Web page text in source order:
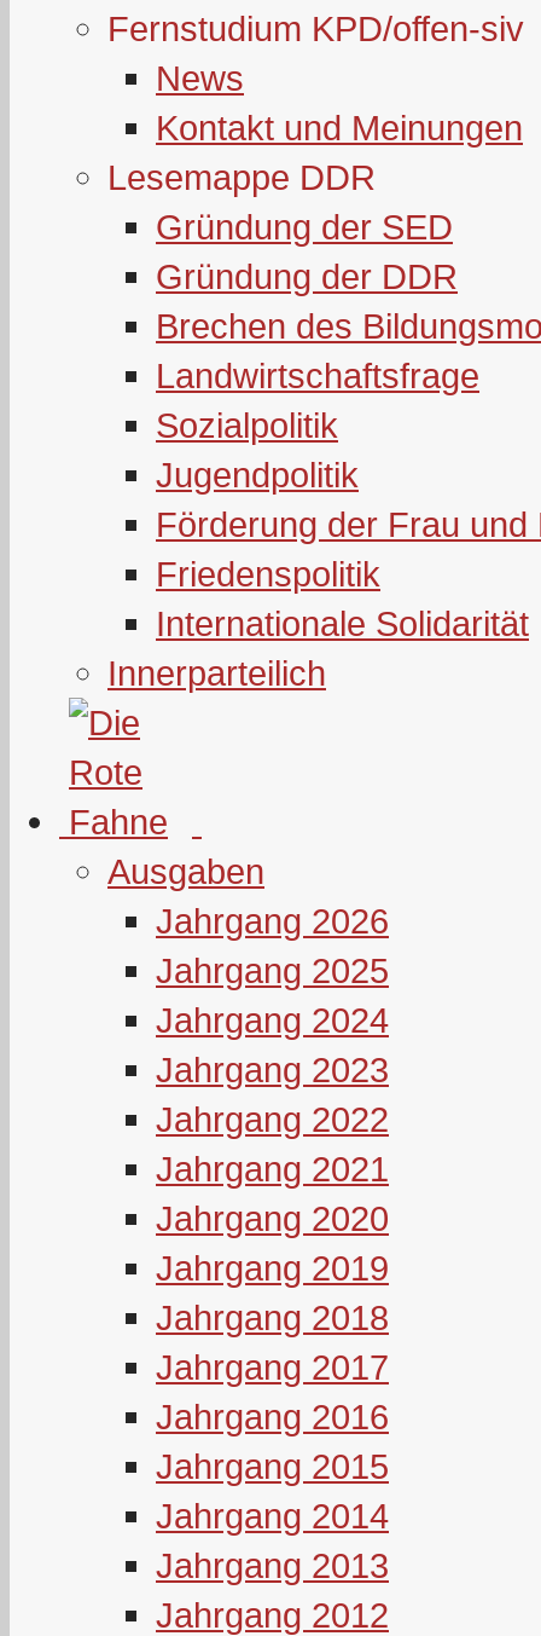
Fernstudium KPD/offen-siv
News
Kontakt und Meinungen
Lesemappe DDR
Gründung der SED
Gründung der DDR
Brechen des
Landwirtschaftsfrage
Sozialpolitik
Jugendpolitik
Förderung der Frau und
Friedenspolitik
Internationale Solidarität
Innerparteilich
Ausgaben
Jahrgang 2026
Jahrgang 2025
Jahrgang 2024
Jahrgang 2023
Jahrgang 2022
Jahrgang 2021
Jahrgang 2020
Jahrgang 2019
Jahrgang 2018
Jahrgang 2017
Jahrgang 2016
Jahrgang 2015
Jahrgang 2014
Jahrgang 2013
Jahrgang 2012